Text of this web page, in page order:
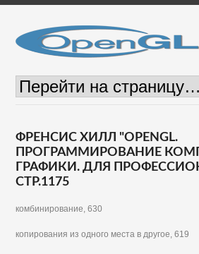
ФРЕНСИС ХИЛЛ "OPENGL.
ПРОГРАММИРОВАНИЕ
ГРАФИКИ. ДЛЯ
СТР.1175
комбинирование, 630
копирования из одного места в другое, 619